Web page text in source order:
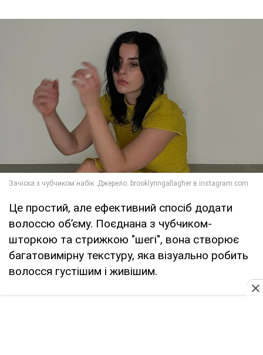
Це простий, але ефективний спосіб додати
волоссю обʼєму. Поєднана з чубчиком-
шторкою та стрижкою "шегі", вона створює
багатовимірну текстуру, яка візуально робить
волосся густішим і живішим.